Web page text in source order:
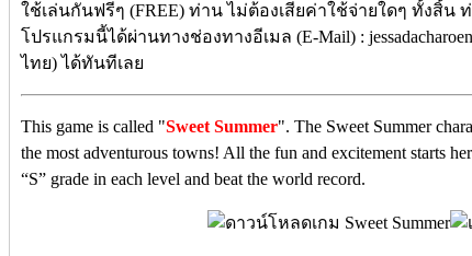
ใช้เล่นกันฟรีๆ (FREE) ท่าน ไม่ต้องเสียค่าใช้จ่ายใดๆ ทั้งสิ้
โปรแกรมนี้ได้ผ่านทางช่องทางอีเมล (E-Mail) :
ไทย) ได้ทันทีเลย
This game is called "Sweet Summer". The Sweet Summer
the most adventurous towns! All the fun and excitement starts
“S” grade in each level and beat the world record.